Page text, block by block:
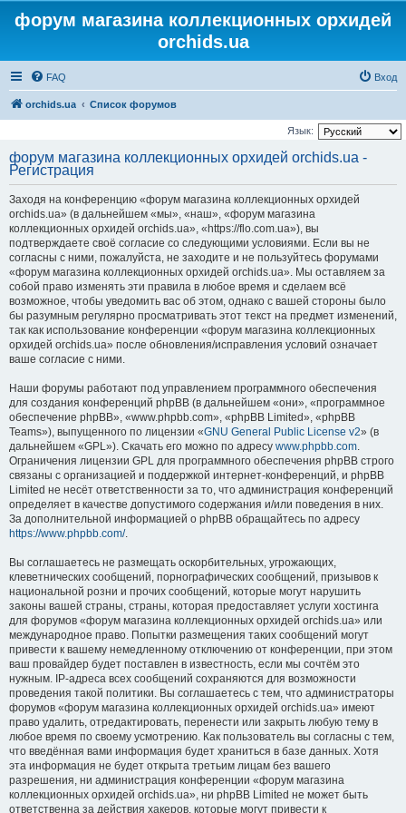
форум магазина коллекционных орхидей
orchids.ua
FAQ Вход
orchids.ua Список форумов
Язык:
форум магазина коллекционных орхидей orchids.ua -
Регистрация
Заходя на конференцию «форум магазина коллекционных орхидей
orchids.ua» (в дальнейшем «мы», «наш», «форум магазина
коллекционных орхидей orchids.ua», «https://flo.com.ua»), вы
подтверждаете своё согласие со следующими условиями. Если вы не
согласны с ними, пожалуйста, не заходите и не пользуйтесь форумами
«форум магазина коллекционных орхидей orchids.ua». Мы оставляем за
собой право изменять эти правила в любое время и сделаем всё
возможное, чтобы уведомить вас об этом, однако с вашей стороны было
бы разумным регулярно просматривать этот текст на предмет изменений,
так как использование конференции «форум магазина коллекционных
орхидей orchids.ua» после обновления/исправления условий означает
ваше согласие с ними.
Наши форумы работают под управлением программного обеспечения
для создания конференций phpBB (в дальнейшем «они», «программное
обеспечение phpBB», «www.phpbb.com», «phpBB Limited», «phpBB
Teams»), выпущенного по лицензии «GNU General Public License v2» (в
дальнейшем «GPL»). Скачать его можно по адресу www.phpbb.com.
Ограничения лицензии GPL для программного обеспечения phpBB строго
связаны с организацией и поддержкой интернет-конференций, и phpBB
Limited не несёт ответственности за то, что администрация конференций
определяет в качестве допустимого содержания и/или поведения в них.
За дополнительной информацией о phpBB обращайтесь по адресу
https://www.phpbb.com/.
Вы соглашаетесь не размещать оскорбительных, угрожающих,
клеветнических сообщений, порнографических сообщений, призывов к
национальной розни и прочих сообщений, которые могут нарушить
законы вашей страны, страны, которая предоставляет услуги хостинга
для форумов «форум магазина коллекционных орхидей orchids.ua» или
международное право. Попытки размещения таких сообщений могут
привести к вашему немедленному отключению от конференции, при этом
ваш провайдер будет поставлен в известность, если мы сочтём это
нужным. IP-адреса всех сообщений сохраняются для возможности
проведения такой политики. Вы соглашаетесь с тем, что администраторы
форумов «форум магазина коллекционных орхидей orchids.ua» имеют
право удалить, отредактировать, перенести или закрыть любую тему в
любое время по своему усмотрению. Как пользователь вы согласны с тем,
что введённая вами информация будет храниться в базе данных. Хотя
эта информация не будет открыта третьим лицам без вашего
разрешения, ни администрация конференции «форум магазина
коллекционных орхидей orchids.ua», ни phpBB Limited не может быть
ответственна за действия хакеров, которые могут привести к